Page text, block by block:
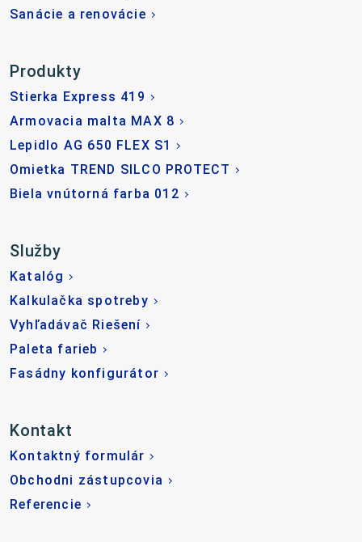
Sanácie a renovácie
Produkty
Stierka Express 419
Armovacia malta MAX 8
Lepidlo AG 650 FLEX S1
Omietka TREND SILCO PROTECT
Biela vnútorná farba 012
Služby
Katalóg
Kalkulačka spotreby
Vyhľadávač Riešení
Paleta farieb
Fasádny konfigurátor
Kontakt
Kontaktný formulár
Obchodni zástupcovia
Referencie